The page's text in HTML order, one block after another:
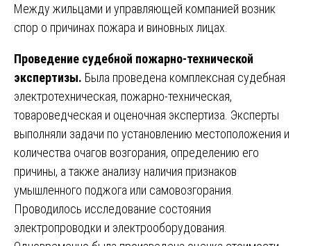
Между жильцами и управляющей компанией возник
спор о причинах пожара и виновных лицах.
Проведение судебной пожарно-технической
экспертизы. Была проведена комплексная судебная
электротехническая, пожарно-техническая,
товароведческая и оценочная экспертиза. Эксперты
выполняли задачи по установлению местоположения и
количества очагов возгорания, определению его
причины, а также анализу наличия признаков
умышленного поджога или самовозгорания.
Проводилось исследование состояния
электропроводки и электрооборудования.